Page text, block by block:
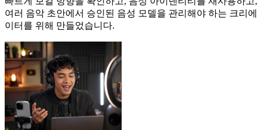
여러 음악 초안에서 승인된 음성 모델을 관리해야 하는 크리에
이터를 위해 만들었습니다.